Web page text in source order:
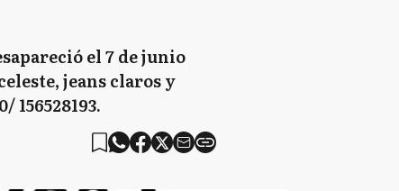
el 7 de junio
jeans claros y